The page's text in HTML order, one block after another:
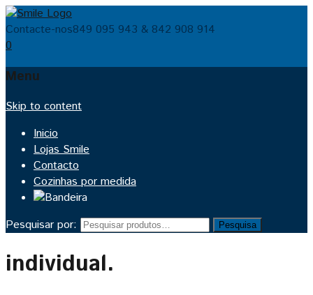
Contacte-nos849 095 943 & 842 908 914
0
Menu
Skip to content
Inicio
Lojas Smile
Contacto
Cozinhas por medida
Pesquisar por: Pesquisa
individual.